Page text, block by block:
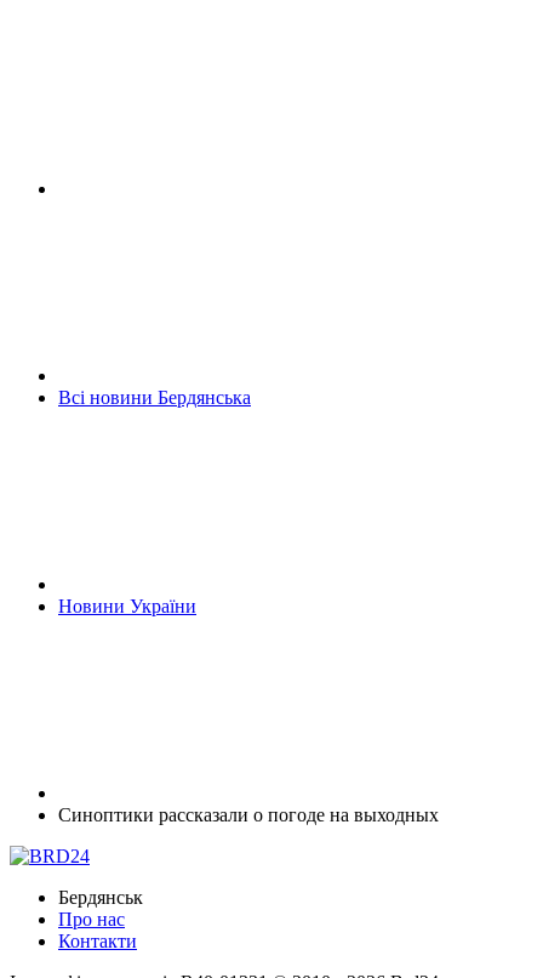
Всі новини Бердянська
Новини України
Синоптики рассказали о погоде на выходных
Бердянськ
Про нас
Контакти